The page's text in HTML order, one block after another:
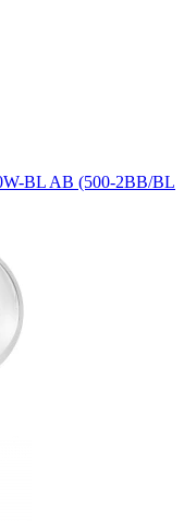
BL AB (500-2BB/BL